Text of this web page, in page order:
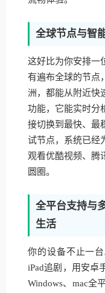
全球节点与智
这好比为你安排一
有遍布全球的节点
洲，都能从附近快
功能，它能实时分
接切换到最快、最
试节点，系统已经
观看优酷视频、腾
圆圈。
全平台支持与
生活
你的设备不止一
iPad追剧，用安卓
Windows、mac全